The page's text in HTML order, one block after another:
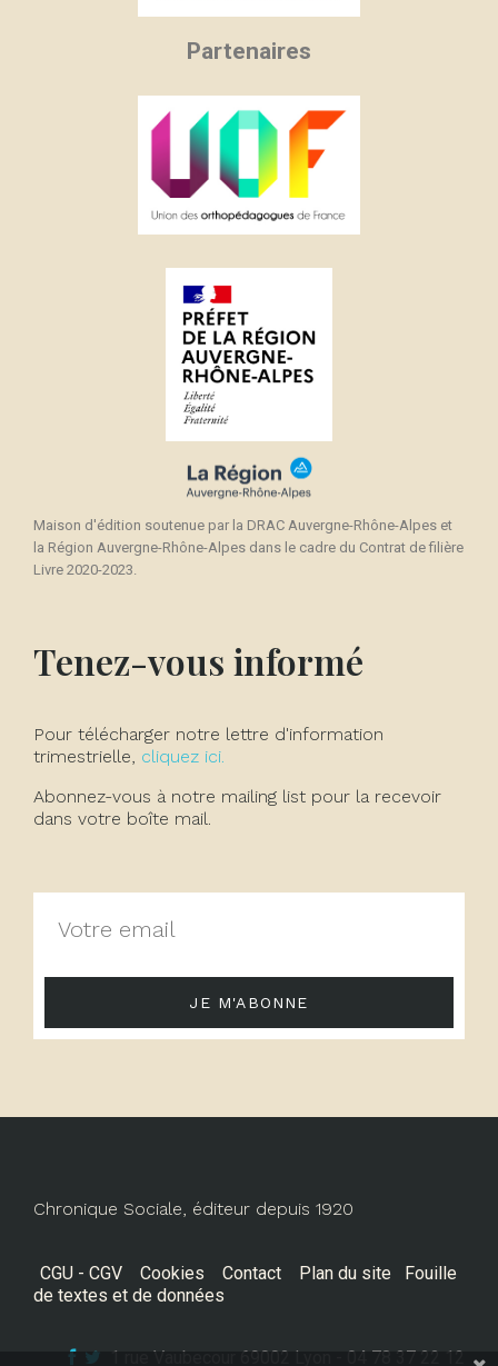
Partenaires
Maison d'édition soutenue par la DRAC Auvergne-Rhône-Alpes et
la Région Auvergne-Rhône-Alpes dans le cadre du Contrat de filière
Livre 2020-2023.
Tenez-vous informé
Pour télécharger notre lettre d'information
trimestrielle, cliquez ici.
Abonnez-vous à notre mailing list pour la recevoir
dans votre boîte mail.
JE M'ABONNE
Chronique Sociale, éditeur depuis 1920
CGU - CGV Cookies Contact Plan du site
Fouille
de textes et de données
1 rue Vaubecour 69002 Lyon - 04 78 37 22 12